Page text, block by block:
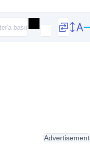
Advertisement